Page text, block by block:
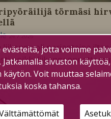
törmäsi
24.7.2026
liikenne oli perjantaina
poikki
evästeitä, jotta voimme
Jatkamalla sivuston
käytön. Voit muuttaa
koska tahansa.